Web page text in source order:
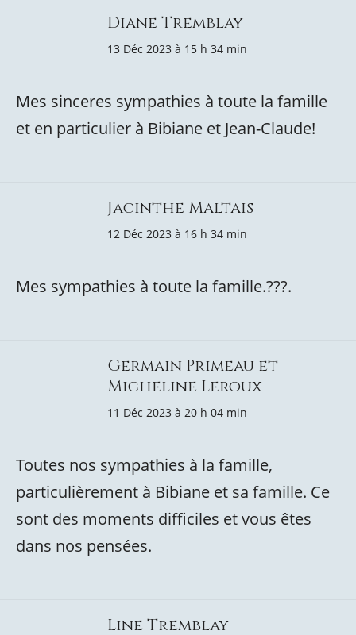
Diane Tremblay
13 Déc 2023 à 15 h 34 min
Mes sinceres sympathies à toute la famille
et en particulier à Bibiane et Jean-Claude!
Jacinthe Maltais
12 Déc 2023 à 16 h 34 min
Mes sympathies à toute la famille.???.
Germain Primeau et
Micheline Leroux
11 Déc 2023 à 20 h 04 min
Toutes nos sympathies à la famille,
particulièrement à Bibiane et sa famille. Ce
sont des moments difficiles et vous êtes
dans nos pensées.
Line Tremblay